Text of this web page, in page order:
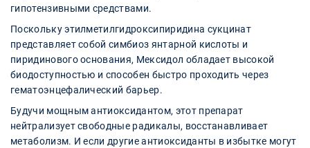
гипотензивными средствами.
Поскольку этилметилгидроксипиридина сукцинат
представляет собой симбиоз янтарной кислоты и
пиридинового основания, Мексидол обладает высокой
биодоступностью и способен быстро проходить через
гематоэнцефалический барьер.
Будучи мощным антиоксидантом, этот препарат
нейтрализует свободные радикалы, восстанавливает
метаболизм. И если другие антиоксиданты в избытке могут